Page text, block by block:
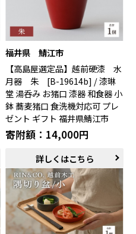
福井県 鯖江市
【高島屋選定品】越前硬漆 水
月器 朱 [B-19614b] / 漆琳
堂 湯呑み お猪口 漆器 和食器 小
鉢 蕎麦猪口 食洗機対応可 プレ
ゼント ギフト 福井県鯖江市
寄附額：14,000円
詳しくはこちら